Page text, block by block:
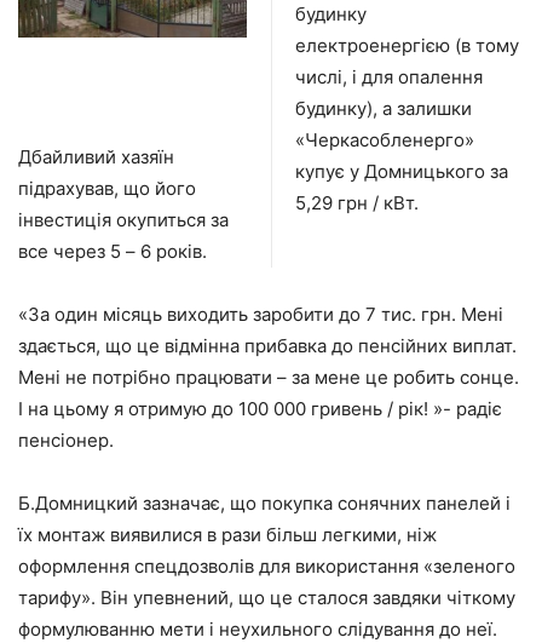
Дбайливий хазяїн
підрахував, що його
інвестиція окупиться за
все через 5 – 6 років.
будинку
електроенергією (в тому
числі, і для опалення
будинку), а залишки
«Черкасобленерго»
купує у Домницького за
5,29 грн / кВт.
«За один місяць виходить заробити до 7 тис. грн. Мені
здається, що це відмінна прибавка до пенсійних виплат.
Мені не потрібно працювати – за мене це робить сонце.
І на цьому я отримую до 100 000 гривень / рік! »- радіє
пенсіонер.
Б.Домницкий зазначає, що покупка сонячних панелей і
їх монтаж виявилися в рази більш легкими, ніж
оформлення спецдозволів для використання «зеленого
тарифу». Він упевнений, що це сталося завдяки чіткому
формулюванню мети і неухильного слідування до неї.